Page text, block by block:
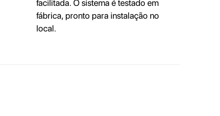
facilitada. O sistema é testado em
fábrica, pronto para instalação no
local.